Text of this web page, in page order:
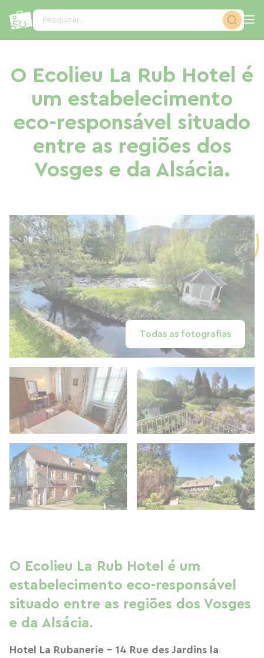
Pesquisar...
O Ecolieu La Rub Hotel é
um estabelecimento
eco-responsável situado
entre as regiões dos
Vosges e da Alsácia.
Todas as fotografias
O Ecolieu La Rub Hotel é um
estabelecimento eco-responsável
situado entre as regiões dos Vosges
e da Alsácia.
Hotel La Rubanerie - 14 Rue des Jardins la
Painel de Gerenciamento de Cookies